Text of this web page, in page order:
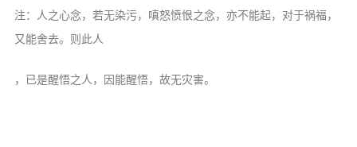
档案管理
道风建设
法音宣流
注：人之心念，若无染污，嗔怒愤恨之念，亦不能起，对于祸福，
又能舍去。则此人
，已是醒悟之人，因能醒悟，故无灾害。